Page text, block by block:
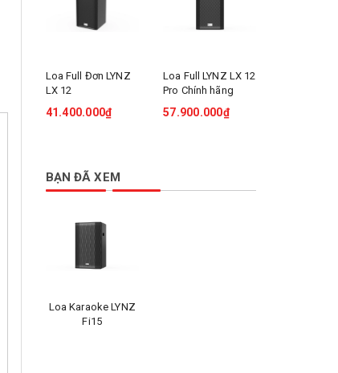
Loa Full Đơn LYNZ
LX 12
41.400.000₫
Loa Full LYNZ LX 12
Pro Chính hãng
57.900.000₫
BẠN ĐÃ XEM
Loa Karaoke LYNZ
Fi15